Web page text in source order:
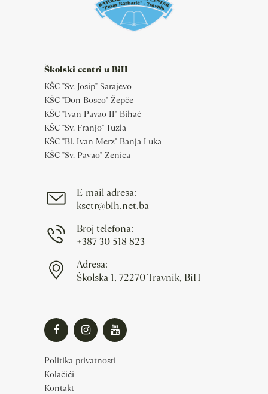
Školski centri u BiH
KŠC "Sv. Josip" Sarajevo
KŠC "Don Bosco" Žepče
KŠC "Ivan Pavao II" Bihać
KŠC "Sv. Franjo" Tuzla
KŠC "Bl. Ivan Merz" Banja Luka
KŠC "Sv. Pavao" Zenica
E-mail adresa:
ksctr@bih.net.ba
Broj telefona:
+387 30 518 823
Adresa:
Školska 1, 72270 Travnik, BiH
Politika privatnosti
Kolačići
Kontakt